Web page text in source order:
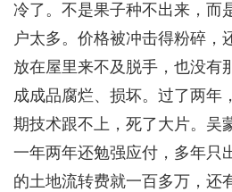
冷了。不是果子种不出来，而
户太多。价格被冲击得粉碎，
放在屋里来不及脱手，也没有
成成品腐烂、损坏。过了两年
期技术跟不上，死了大片。吴
一年两年还勉强应付，多年只
的土地流转费就一百多万，还